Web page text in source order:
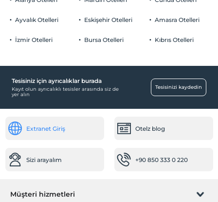
Otopark (Tesis bünyesinde)
Tv odası
Bebek
Günlük temizlik hizmeti
Ana kapı giriş düz ayaktır
Hastaneye kolay ulaşım (15 dakika)
Ayvalık Otelleri
İzmir Otelleri
Eskişehir Otelleri
Bursa Otelleri
Amasra Otelleri
Kıbrıs Otelleri
Tesisiniz için ayrıcalıklar burada
Kayıt olun ayrıcalıklı tesisler arasında siz de
yer alın
Tesisinizi kaydedin
Extranet Giriş Otelz blog
Sizi arayalım +90 850 333 0 220
Müşteri hizmetleri